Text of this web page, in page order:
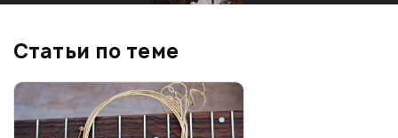
Статьи по теме